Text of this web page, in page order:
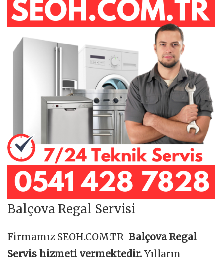
Balçova Regal Servisi
Firmamız SEOH.COM.TR Balçova Regal
Servis hizmeti vermektedir. Yılların